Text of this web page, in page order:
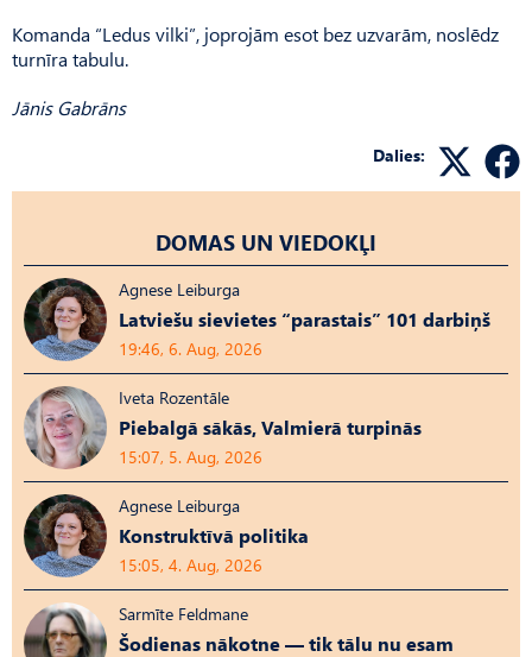
Komanda “Ledus vilki”, joprojām esot bez uzvarām, noslēdz
turnīra tabulu.
Jānis Gabrāns
Dalies:
DOMAS UN VIEDOKĻI
Agnese Leiburga
Latviešu sievietes “parastais” 101 darbiņš
19:46, 6. Aug, 2026
Iveta Rozentāle
Piebalgā sākās, Valmierā turpinās
15:07, 5. Aug, 2026
Agnese Leiburga
Konstruktīvā politika
15:05, 4. Aug, 2026
Sarmīte Feldmane
Šodienas nākotne — tik tālu nu esam